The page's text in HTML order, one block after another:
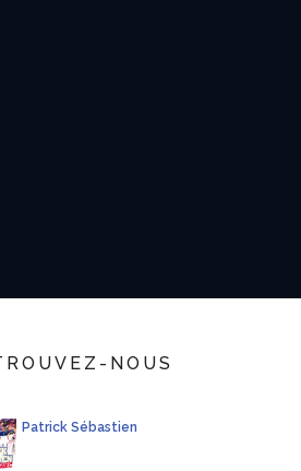
NOUS
Patrick Sébastien